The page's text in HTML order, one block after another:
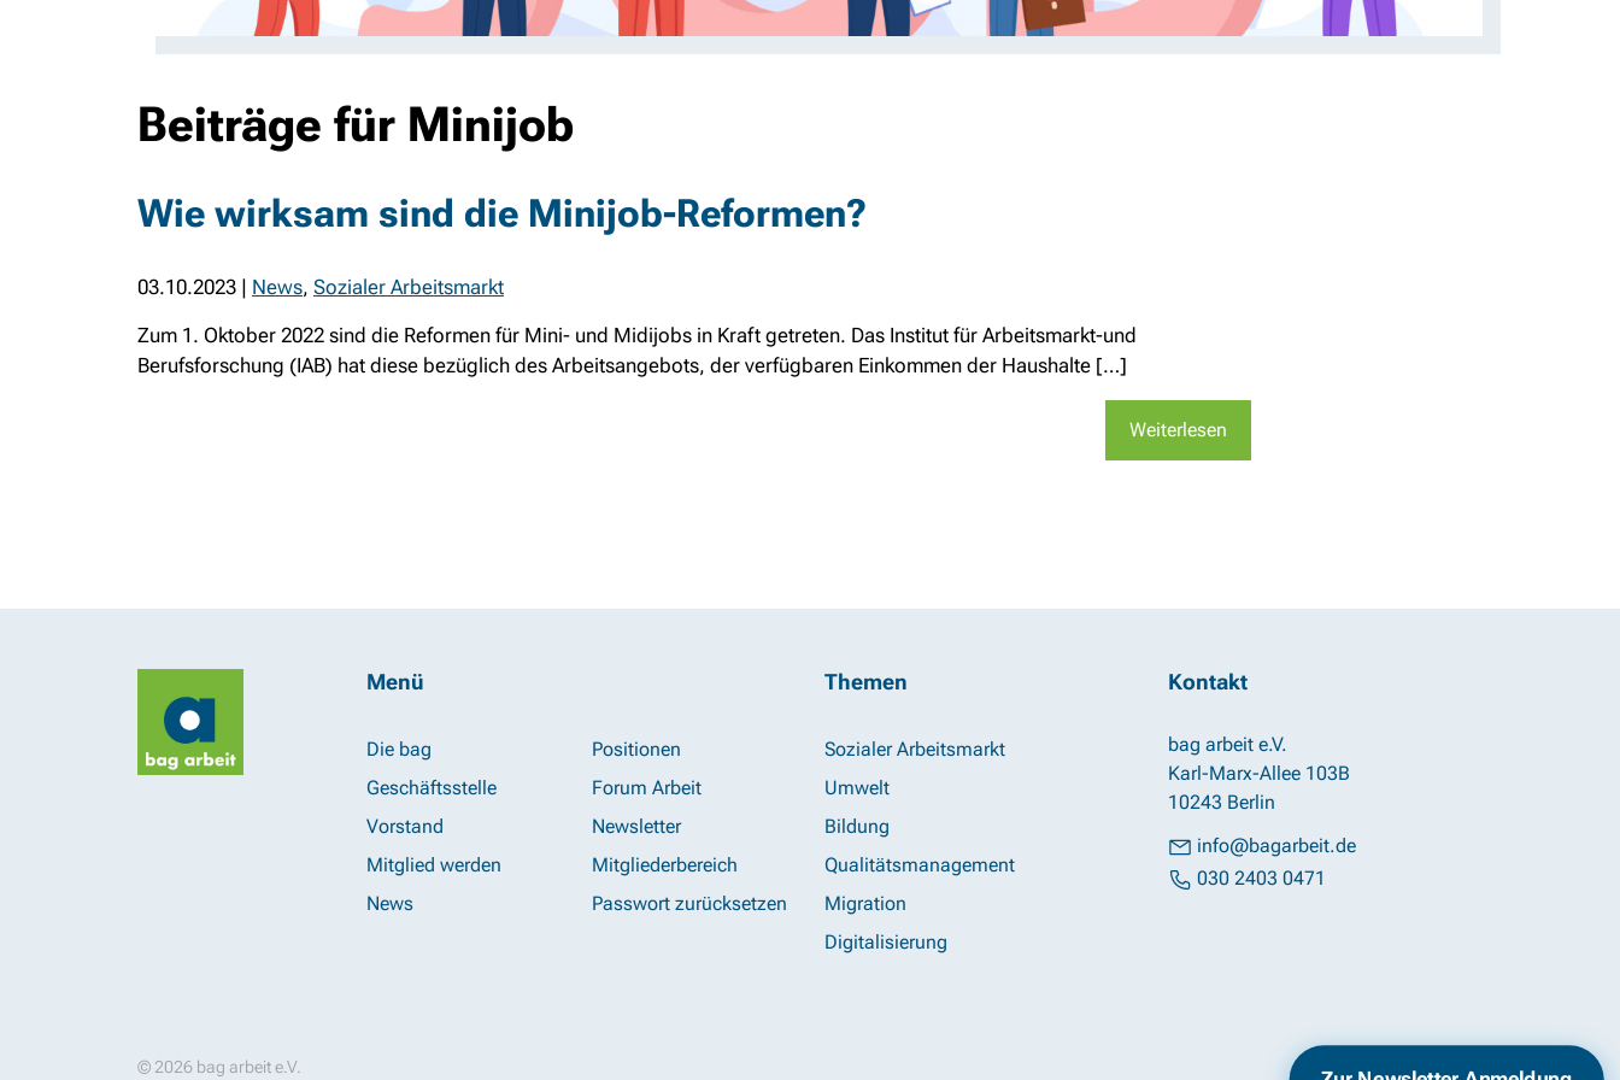
Beiträge für Minijob
Wie wirksam sind die Minijob-Reformen?
03.10.2023 | News, Sozialer Arbeitsmarkt
Zum 1. Oktober 2022 sind die Reformen für Mini- und Midijobs in Kraft getreten. Das Institut für Arbeitsmarkt-und
Berufsforschung (IAB) hat diese bezüglich des Arbeitsangebots, der verfügbaren Einkommen der Haushalte […]
Weiterlesen
Menü
Die bag
Geschäftsstelle
Vorstand
Mitglied werden
News
Positionen
Forum Arbeit
Newsletter
Mitgliederbereich
Passwort zurücksetzen
Themen
Sozialer Arbeitsmarkt
Umwelt
Bildung
Qualitätsmanagement
Migration
Digitalisierung
Kontakt
bag arbeit e.V.
Karl-Marx-Allee 103B
10243 Berlin
info@bagarbeit.de
030 2403 0471
© 2026 bag arbeit e.V. Impressum Datenschutz